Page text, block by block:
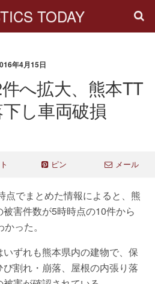
TODAY
年4月15日
へ拡大、熊本TT
し車両破損
ピン メール
点でまとめた情報によると、熊
害件数が5時時点の10件から
った。
ずれも熊本県内の建物で、保
割れ・崩落、屋根の内張り落